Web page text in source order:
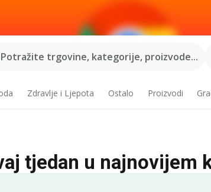
Potražite trgovine, kategorije, proizvode...
Zdravlje i Ljepota Ostalo Proizvodi
tjedan u najnovijem